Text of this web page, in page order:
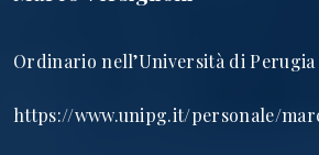
Ordinario nell’Università di Perugia
https://www.unipg.it/personale/